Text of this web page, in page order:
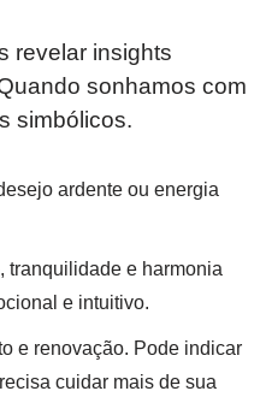
revelar insights
sonhamos com
simbólicos.
ardente ou energia
e harmonia
e intuitivo.
e renovação. Pode indicar
cuidar mais de sua